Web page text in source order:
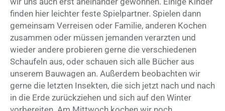
finden hier leichter feste Spielpartner. Spielen dann
gemeinsam Verreisen oder Familie, anderen Kochen
zusammen oder müssen jemanden verarzten und
wieder andere probieren gerne die verschiedenen
Schaufeln aus, oder schauen sich alle Bücher aus
unserem Bauwagen an. Außerdem beobachten wir
gerne die letzten Insekten, die sich jetzt nach und nach
in die Erde zurückziehen und sich auf den Winter